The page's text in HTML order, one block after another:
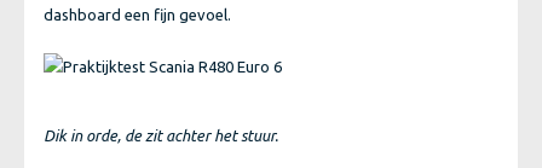
dashboard een fijn gevoel.
Dik in orde, de zit achter het stuur.